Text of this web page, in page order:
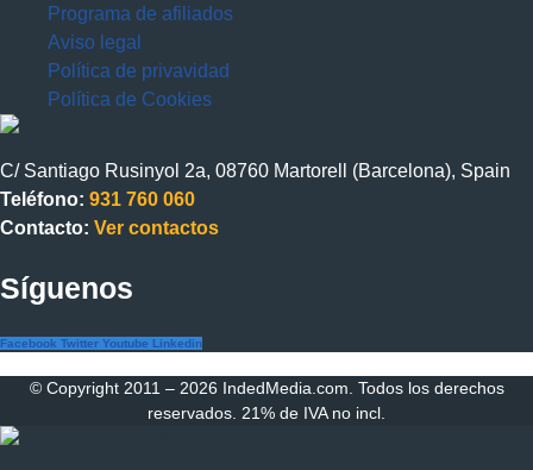
Programa de afiliados
Aviso legal
Política de privavidad
Política de Cookies
C/ Santiago Rusinyol 2a, 08760 Martorell (Barcelona), Spain
Teléfono: 931 760 060
Contacto: Ver contactos
Síguenos
Facebook Twitter Youtube Linkedin
© Copyright 2011 – 2026 IndedMedia.com. Todos los derechos
reservados. 21% de IVA no incl.